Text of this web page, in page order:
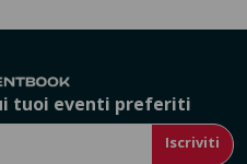
tuoi eventi preferiti
Iscriviti